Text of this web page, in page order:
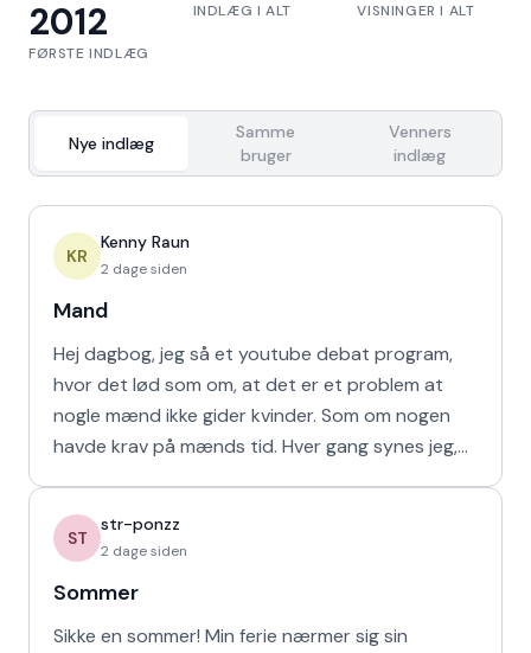
2012
FØRSTE INDLÆG
INDLÆG I ALT VISNINGER I ALT
Nye indlæg
Samme
bruger
Venners
indlæg
KR
Kenny Raun
2 dage siden
Mand
Hej dagbog, jeg så et youtube debat program,
hvor det lød som om, at det er et problem at
nogle mænd ikke gider kvinder. Som om nogen
havde krav på mænds tid. Hver gang synes jeg,
ST
str-ponzz
2 dage siden
Sommer
Sikke en sommer! Min ferie nærmer sig sin